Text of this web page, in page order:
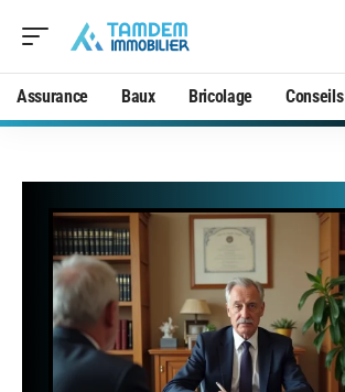
Assurance Baux Bricolage Conseils